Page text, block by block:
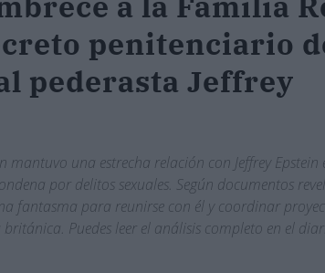
penitenciario
pederasta Jeffrey
mantuvo una estrecha relación con Jeffrey Epstein
por delitos sexuales. Según documentos
fantasma para reunirse con él y coordinar
Puedes leer el análisis completo en el